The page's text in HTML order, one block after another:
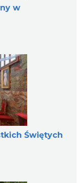
w
Świętych